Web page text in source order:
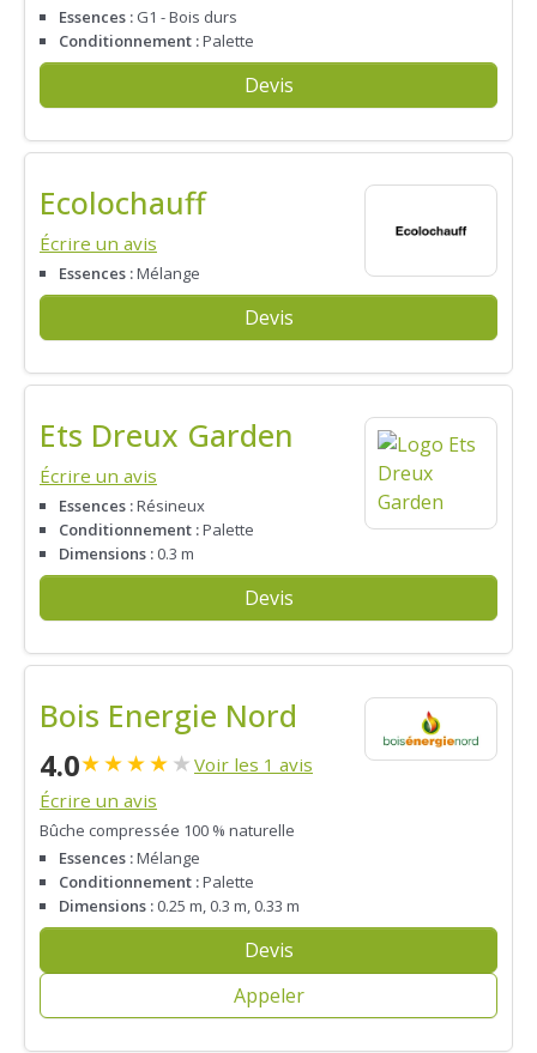
Essences : G1 - Bois durs
Conditionnement :Palette
Devis
Ecolochauff
Écrire un avis
Essences :Mélange
Devis
Ets Dreux Garden
Écrire un avis
Essences :Résineux
Conditionnement :Palette
Dimensions : 0.3 m
Devis
Bois Energie Nord
4.0★★★★★ Voir les 1 avis
Écrire un avis
Bûche compressée 100 % naturelle
Essences :Mélange
Conditionnement :Palette
Dimensions : 0.25 m, 0.3 m, 0.33 m
Devis
Appeler